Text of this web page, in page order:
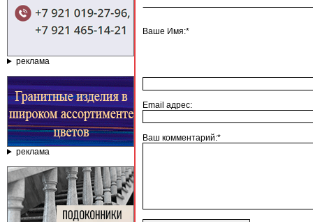
реклама
реклама
Ваше Имя:*
Email адрес:
Ваш комментарий:*